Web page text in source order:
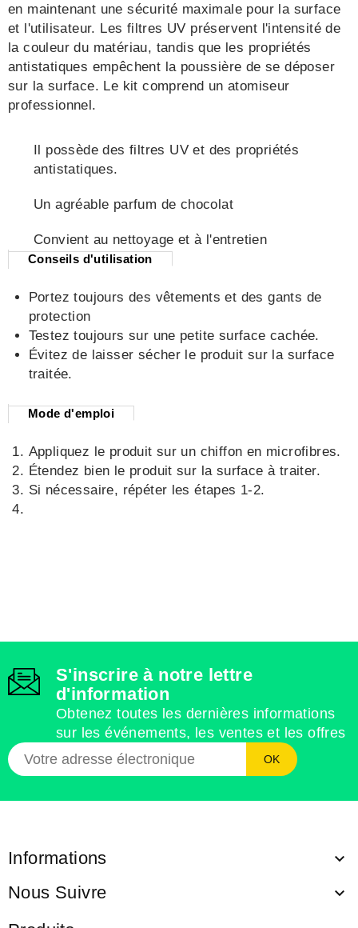
en maintenant une sécurité maximale pour la surface
et l'utilisateur. Les filtres UV préservent l'intensité de
la couleur du matériau, tandis que les propriétés
antistatiques empêchent la poussière de se déposer
sur la surface. Le kit comprend un atomiseur
professionnel.
Il possède des filtres UV et des propriétés
antistatiques.
Un agréable parfum de chocolat
Convient au nettoyage et à l'entretien
Conseils d'utilisation
Portez toujours des vêtements et des gants de
protection
Testez toujours sur une petite surface cachée.
Évitez de laisser sécher le produit sur la surface
traitée.
Mode d'emploi
Appliquez le produit sur un chiffon en microfibres.
Étendez bien le produit sur la surface à traiter.
Si nécessaire, répéter les étapes 1-2.
S'inscrire à notre lettre
d'information
Obtenez toutes les dernières informations
sur les événements, les ventes et les offres
Informations 
Nous Suivre 